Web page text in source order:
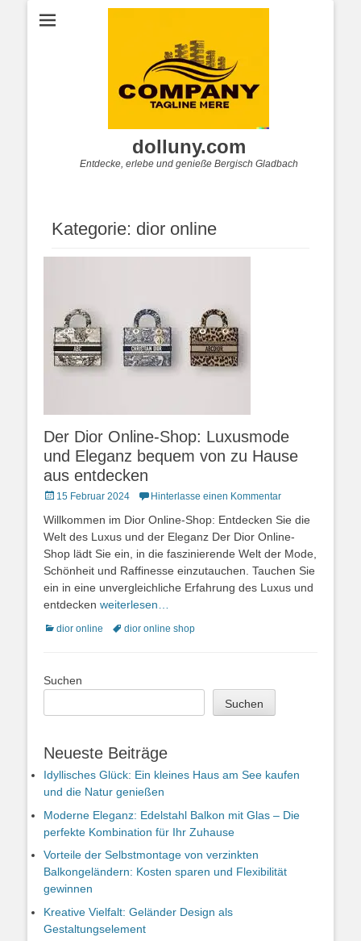
dolluny.com
Entdecke, erlebe und genieße Bergisch Gladbach
Kategorie: dior online
Der Dior Online-Shop: Luxusmode
und Eleganz bequem von zu Hause
aus entdecken
Posted
15 Februar 2024 Hinterlasse einen Kommentar
Willkommen im Dior Online-Shop: Entdecken Sie die
Welt des Luxus und der Eleganz Der Dior Online-
Shop lädt Sie ein, in die faszinierende Welt der Mode,
Schönheit und Raffinesse einzutauchen. Tauchen Sie
ein in eine unvergleichliche Erfahrung des Luxus und
entdecken weiterlesen…
Kategorien
dior online Schlagworte
dior online shop
Suchen
Suchen
Neueste Beiträge
Idyllisches Glück: Ein kleines Haus am See kaufen
und die Natur genießen
Moderne Eleganz: Edelstahl Balkon mit Glas – Die
perfekte Kombination für Ihr Zuhause
Vorteile der Selbstmontage von verzinkten
Balkongeländern: Kosten sparen und Flexibilität
gewinnen
Kreative Vielfalt: Geländer Design als
Gestaltungselement